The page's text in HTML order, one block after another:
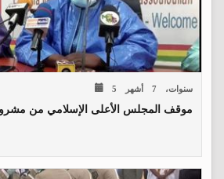
5 سنوات، 7 أشهر
موقف المجلس الأعلى الإسلامي من